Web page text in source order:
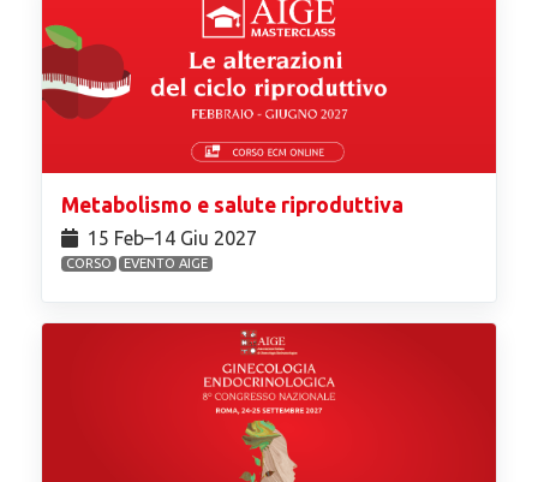
Metabolismo e salute riproduttiva
15 Feb⁠–14 Giu 2027
CORSO EVENTO AIGE